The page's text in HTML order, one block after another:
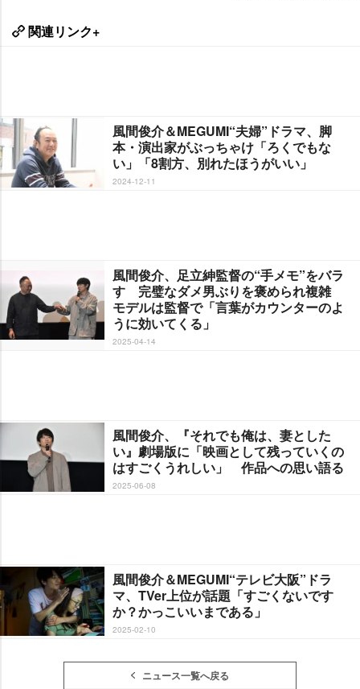
関連リンク+
風間俊介＆MEGUMI“夫婦”ドラマ、脚
本・演出家がぶっちゃけ「ろくでもな
い」「8割方、別れたほうがいい」
2024-12-11
風間俊介、足立紳監督の“手メモ”をバラ
す 完璧なダメ男ぶりを褒められ複雑
モデルは監督で「言葉がカウンターのよ
うに効いてくる」
2025-04-14
風間俊介、『それでも俺は、妻とした
い』劇場版に「映画として残っていくの
はすごくうれしい」 作品への思い語る
2025-06-08
風間俊介＆MEGUMI“テレビ大阪”ドラ
マ、TVer上位が話題「すごくないです
か？かっこいいまである」
2025-02-10
ニュース一覧へ戻る